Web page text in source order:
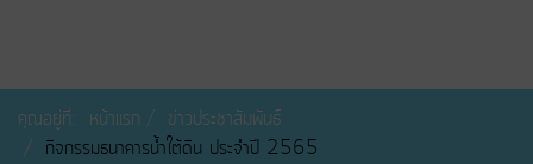
คุณอยู่ที่: หน้าแรก
ข่าวประชาสัมพันธ์
กิจกรรมธนาคารน้ำใต้ดิน ประจำปี 2565